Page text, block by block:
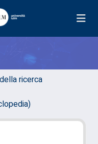
ricerca